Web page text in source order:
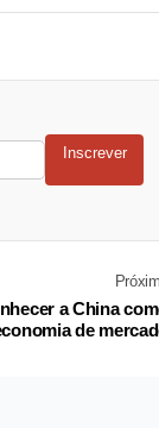
Inscrever
a China
de